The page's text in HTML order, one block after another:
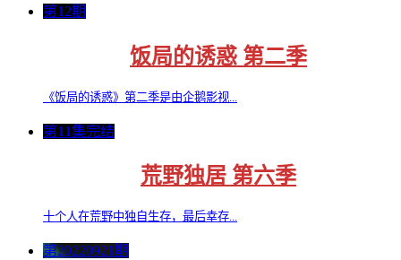
第12期
饭局的诱惑 第二季
《饭局的诱惑》第二季是由企鹅影视...
第11集完结
荒野独居 第六季
十个人在荒野中独自生存，最后幸存...
第20220921期